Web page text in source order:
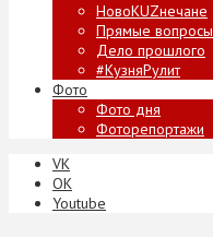
НовоKUZнечане
Прямые вопросы
Дело прошлого
#КузняРулит
Фото
Фото дня
Фоторепортажи
VK
ОК
Youtube